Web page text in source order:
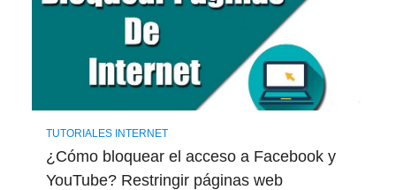
TUTORIALES INTERNET
¿Cómo bloquear el acceso a Facebook y
YouTube? Restringir páginas web